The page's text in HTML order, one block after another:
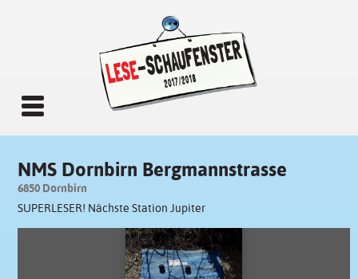
NMS Dornbirn Bergmannstrasse
6850 Dornbirn
SUPERLESER! Nächste Station Jupiter